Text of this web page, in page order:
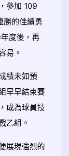
參加 109
勝的佳績勇
度後，再
易。
績未如預
早早結束賽
成為球員技
乙組。
展現強烈的